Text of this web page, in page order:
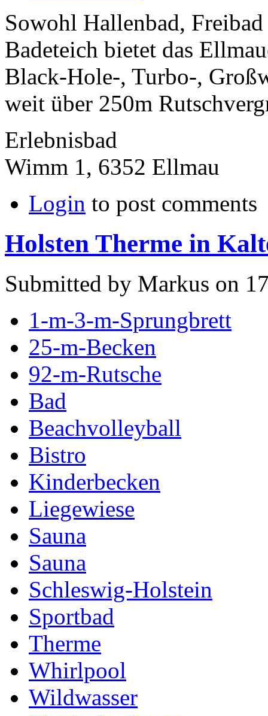
Sowohl Hallenbad,
Badeteich bietet das
Black-Hole-, Turbo-,
weit über 250m
Erlebnisbad
Wimm 1, 6352 Ellmau
Login to post comments
Holsten Therme in
Submitted by Markus on
1-m-3-m-Sprungbrett
25-m-Becken
92-m-Rutsche
Bad
Beachvolleyball
Bistro
Kinderbecken
Liegewiese
Sauna
Sauna
Schleswig-Holstein
Sportbad
Therme
Whirlpool
Wildwasser